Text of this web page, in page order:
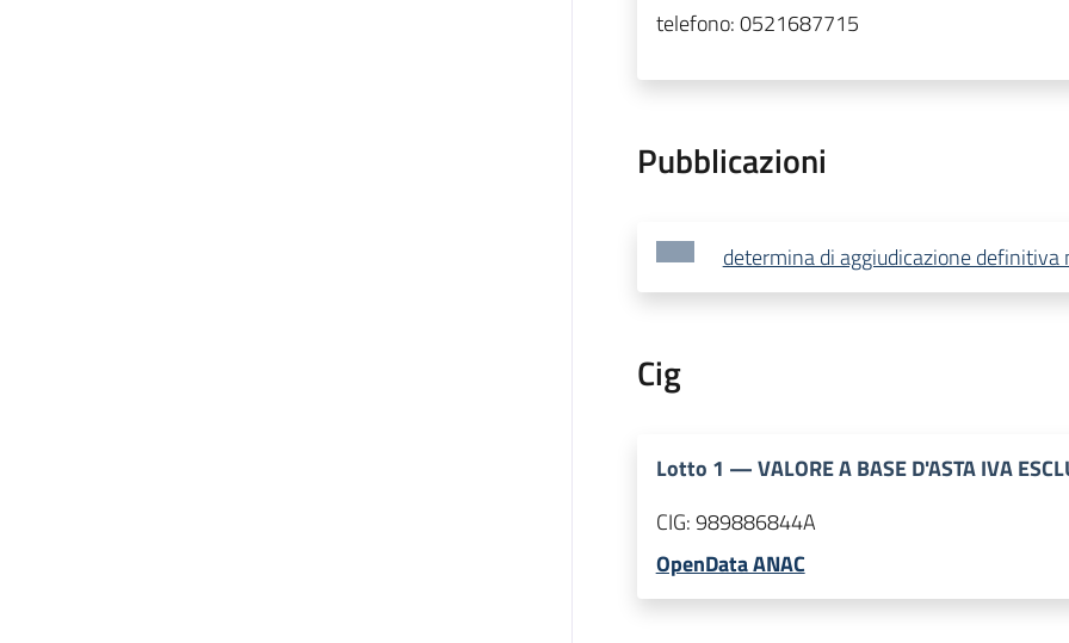
telefono:0521687715
Pubblicazioni
determina di aggiudicazione
Cig
Lotto 1 —VALORE A BASE D'ASTA IVA
CIG:989886844A
OpenData ANAC